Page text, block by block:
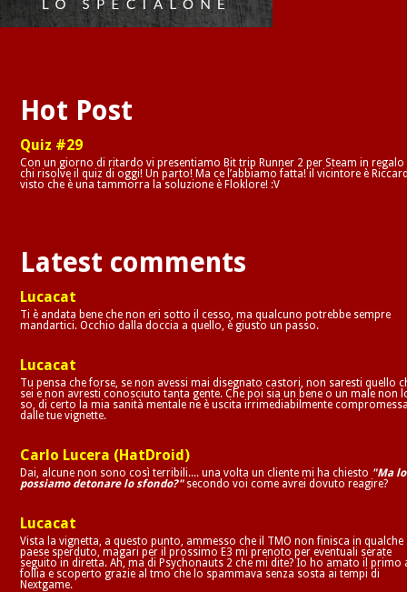
Hot Post
Quiz #29
Con un giorno di ritardo vi presentiamo Bit trip Runner 2 per Steam in regalo
chi risolve il quiz di oggi! Un parto! Ma ce l’abbiamo fatta! il vicintore è
visto che è una tammorra la soluzione è Floklore! :V
Latest comments
Lucacat
Ti è andata bene che non eri sotto il cesso, ma qualcuno potrebbe sempre
mandartici. Occhio dalla doccia a quello, è giusto un passo.
Lucacat
Tu pensa che forse, se non avessi mai disegnato castori, non saresti quello
sei e non avresti conosciuto tanta gente. Che poi sia un bene o un male non
so, di certo la mia sanità mentale ne è uscita irrimediabilmente
dalle tue vignette.
Carlo Lucera (HatDroid)
Dai, alcune non sono così terribili.... una volta un cliente mi ha chiesto "Ma lo
possiamo detonare lo sfondo?"secondo voi come avrei dovuto reagire?
Lucacat
Vista la vignetta, a questo punto, ammesso che il TMO non finisca in qualche
paese sperduto, magari per il prossimo E3 mi prenoto per eventuali serate
seguito in diretta. Ah, ma di Psychonauts 2 che mi dite? Io ho amato il primo
follia e scoperto grazie al tmo che lo spammava senza sosta ai tempi di
Nextgame.